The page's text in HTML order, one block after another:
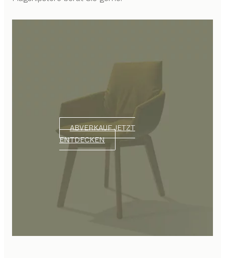
ABVERKAUF JETZT
ENTDECKEN